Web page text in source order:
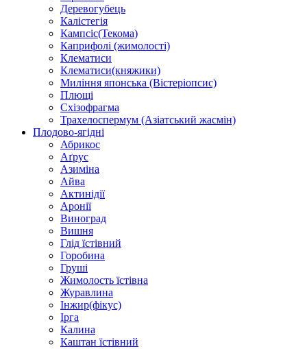
Деревогубець
Калістегія
Кампсіс(Текома)
Каприфолі (жимолості)
Клематиси
Клематиси(княжики)
Миління японська (Вістеріопсис)
Плющі
Схізофрагма
Трахелоспермум (Азіатський жасмін)
Плодово-ягідні
Абрикос
Аґрус
Азиміна
Айва
Актинідії
Аронії
Виноград
Вишня
Глід їстівний
Горобина
Груші
Жимолость їстівна
Журавлина
Інжир(фікус)
Ірга
Калина
Каштан їстівний